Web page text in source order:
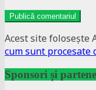
Acest site folosește
cum sunt
Sponsori și